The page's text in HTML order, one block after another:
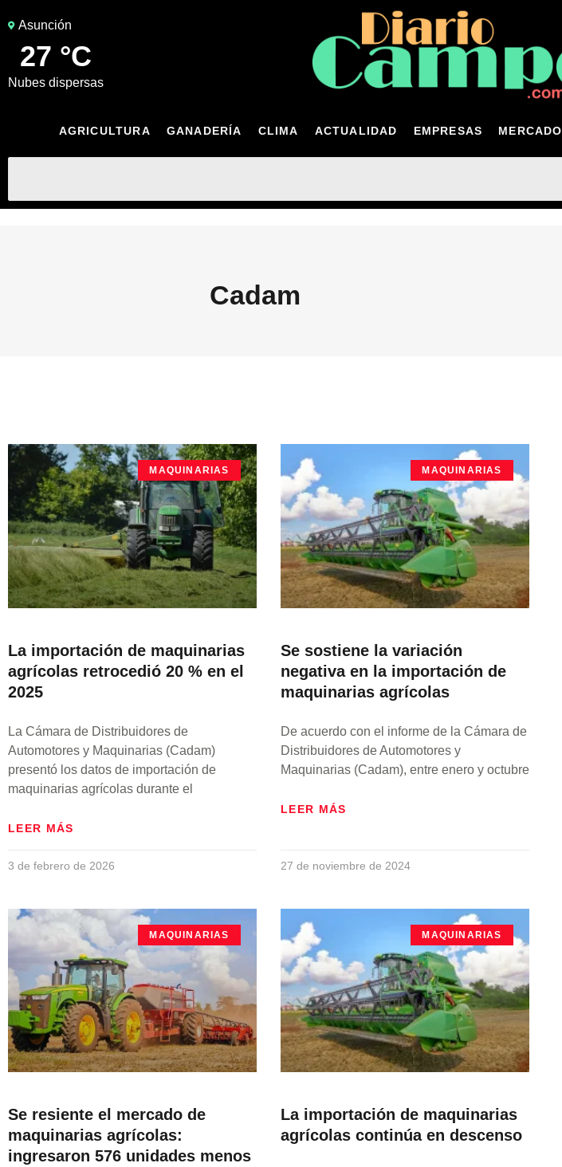
Asunción
27 °C
nubes dispersas
AGRICULTURA GANADERÍA CLIMA ACTUALIDAD EMPRESAS MERCADO
Cadam
MAQUINARIAS
La importación de maquinarias
agrícolas retrocedió 20 % en el
2025
La Cámara de Distribuidores de
Automotores y Maquinarias (Cadam)
presentó los datos de importación de
maquinarias agrícolas durante el
LEER MÁS
3 de febrero de 2026
MAQUINARIAS
Se sostiene la variación
negativa en la importación de
maquinarias agrícolas
De acuerdo con el informe de la Cámara de
Distribuidores de Automotores y
Maquinarias (Cadam), entre enero y octubre
LEER MÁS
27 de noviembre de 2024
MAQUINARIAS
Se resiente el mercado de
maquinarias agrícolas:
ingresaron 576 unidades menos
MAQUINARIAS
La importación de maquinarias
agrícolas continúa en descenso